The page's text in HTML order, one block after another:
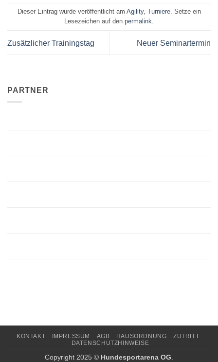
Dieser Eintrag wurde veröffentlicht am Agility, Turniere. Setze ein
Lesezeichen auf den permalink
Zusätzlicher Trainingstag Neuer Seminartermin
PARTNER
KONTAKT IMPRESSUM AGB HAUSORDNUNG
ZUTRITT
DATENSCHUTZHINWEISE
Copyright 2025 © Hundesportarena OG.